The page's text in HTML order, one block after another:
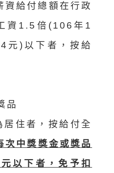
給付總額在行政
資1.5倍(106年1
元)以下者，按給
品
居住者，按給付全
次中獎獎金或獎品
以下者，免予扣